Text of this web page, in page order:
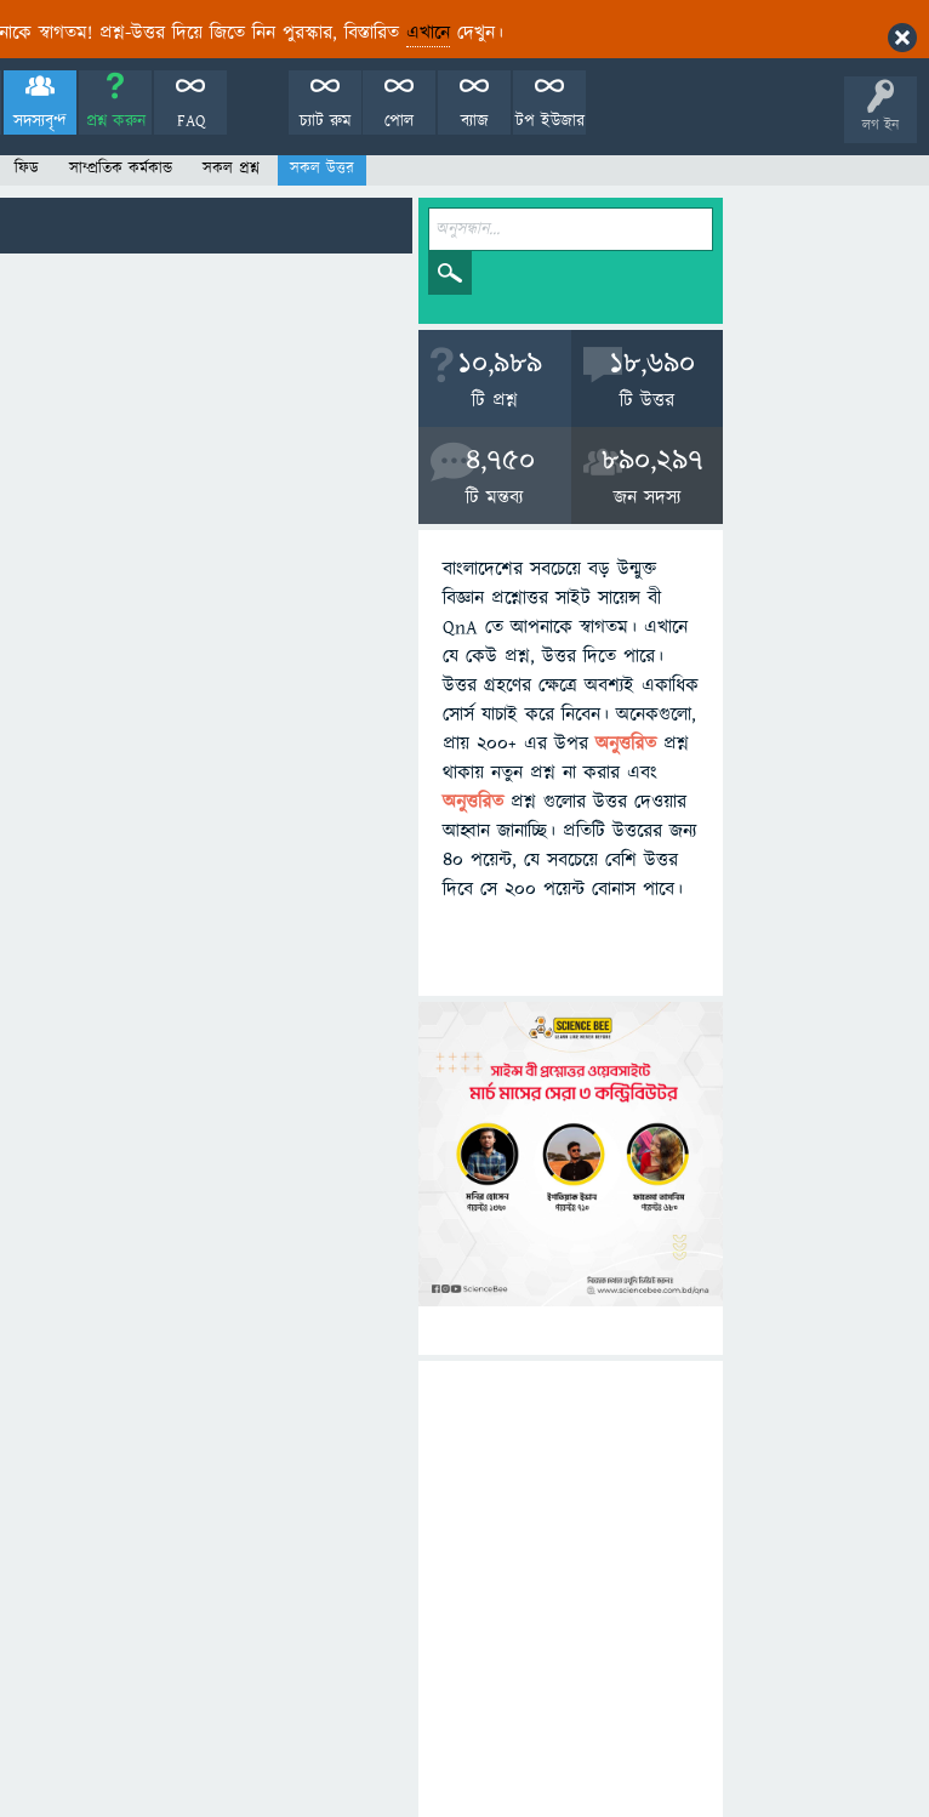
স্বাগতম! প্রশ্ন-উত্তর দিয়ে জিতে নিন পুরস্কার, বিস্তারিত এখানেদেখুন।
লগ ইন
সদস্যবৃন্দ প্রশ্ন করুন FAQ টপ ইউজার
ব্যাজ
পোল
চ্যাট রুম
ফিড সাম্প্রতিক কর্মকান্ড সকল প্রশ্ন সকল উত্তর
10,989
টি প্রশ্ন
18,690
টি উত্তর
4,750
টি মন্তব্য
890,297
জন সদস্য
বাংলাদেশের সবচেয়ে বড় উন্মুক্ত
বিজ্ঞান প্রশ্নোত্তর সাইট সায়েন্স বী
QnA তে আপনাকে স্বাগতম। এখানে
যে কেউ প্রশ্ন, উত্তর দিতে পারে।
উত্তর গ্রহণের ক্ষেত্রে অবশ্যই একাধিক
সোর্স যাচাই করে নিবেন। অনেকগুলো,
প্রায় ২০০+ এর উপরঅনুত্তরিতপ্রশ্ন
থাকায় নতুন প্রশ্ন না করার এবং
অনুত্তরিত প্রশ্ন গুলোর উত্তর দেওয়ার
আহ্বান জানাচ্ছি। প্রতিটি উত্তরের জন্য
৪০ পয়েন্ট, যে সবচেয়ে বেশি উত্তর
দিবে সে ২০০ পয়েন্ট বোনাস পাবে।